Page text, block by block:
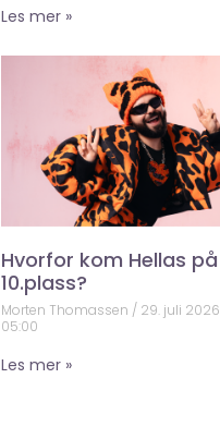
Les mer »
Hvorfor kom Hellas på
10.plass?
Morten Thomassen 29. juli 2026
05:00
Les mer »